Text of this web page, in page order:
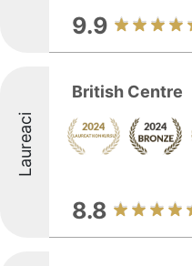
9.9
Laureaci
British Centre
8.8